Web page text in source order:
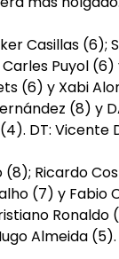
Casillas (6);
Puyol
(6) y Xabi
(8) y
DT: Vicente
(8); Ricardo
(7) y Fabio
Ronaldo
Almeida (5).